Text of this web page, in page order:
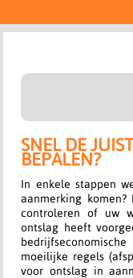
Aan de slag
SNEL DE
BEPALEN?
In enkele stappen
aanmerking
controleren of uw
ontslag heeft
moeilijke regels
voor ontslag in